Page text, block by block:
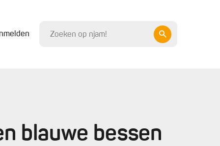
blauwe bessen